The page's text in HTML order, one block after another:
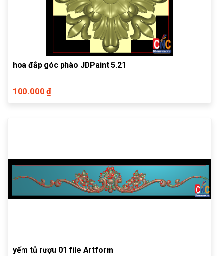
hoa đắp góc phào JDPaint 5.21
100.000 ₫
yếm tủ rượu 01 file Artform